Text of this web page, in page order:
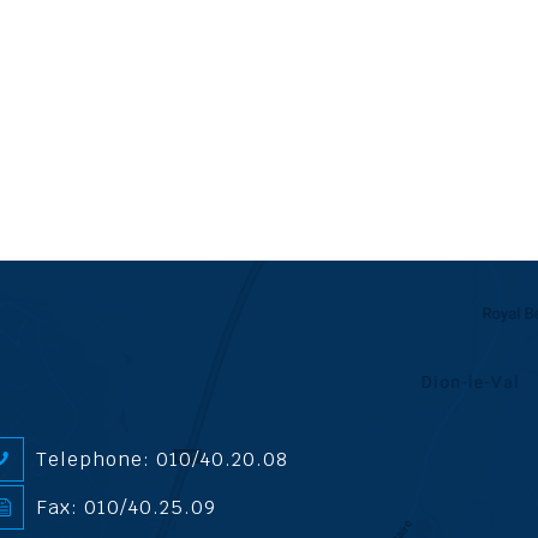
Telephone: 010/40.20.08
Fax: 010/40.25.09